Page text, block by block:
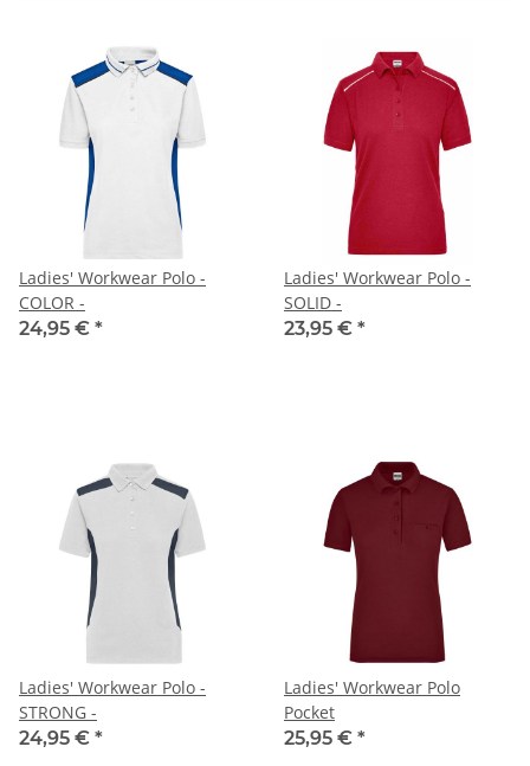
Ladies' Workwear Polo -
COLOR -
24,95 € *
Ladies' Workwear Polo -
SOLID -
23,95 € *
Ladies' Workwear Polo -
STRONG -
24,95 € *
Ladies' Workwear Polo
Pocket
25,95 € *